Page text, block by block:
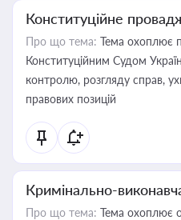
Конституційне
Про що тема: Тема охоплює
Конституційним Судом
контролю, розгляду справ,
правових позицій
Кримінально-
Про що тема: Тема охоплює